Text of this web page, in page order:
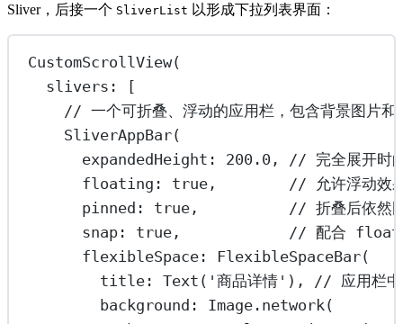
Sliver，后接一个 SliverList 以形成下拉列表界面：
CustomScrollView(
slivers :
[
// 一个可折叠、浮动的应用栏，包含背景图片和
SliverAppBar(
expandedHeight : 200.0 , // 完全展开时
floating : true , // 允许浮动效
pinned : true , // 折叠后依然
snap : true , // 配合
flexibleSpace : FlexibleSpaceBar(
title : Text ( '商品详情' ), // 应用栏中
background : Image . network (